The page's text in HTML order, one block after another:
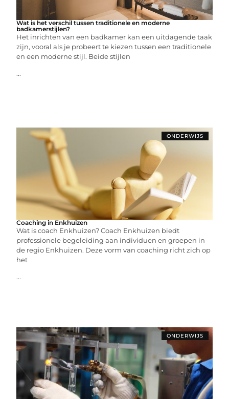
Wat is het verschil tussen traditionele en moderne
badkamerstijlen?
Het inrichten van een badkamer kan een uitdagende taak
zijn, vooral als je probeert te kiezen tussen een traditionele
en een moderne stijl. Beide stijlen
...
ONDERWIJS
Coaching in Enkhuizen
Wat is coach Enkhuizen? Coach Enkhuizen biedt
professionele begeleiding aan individuen en groepen in
de regio Enkhuizen. Deze vorm van coaching richt zich op
het
...
ONDERWIJS